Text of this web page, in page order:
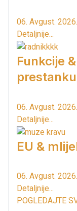
06. Avgust. 2026.
Detaljnije...
Funkcije
06. Avgust. 2026.
Detaljnije...
EU &
06. Avgust. 2026.
Detaljnije...
POGLEDAJTE